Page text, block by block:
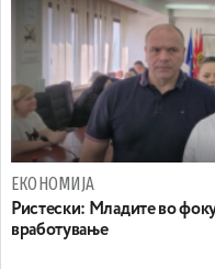
ЕКОНОМИЈА
Ристески: Младите во
вработување